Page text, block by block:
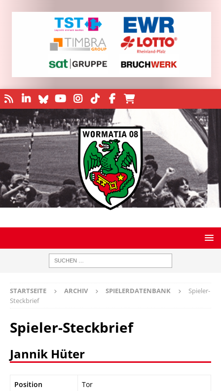
STARTSEITE ARCHIV SPIELERDATENBANK
Spieler-
Steckbrief
Spieler-Steckbrief
Jannik Hüter
Position Tor